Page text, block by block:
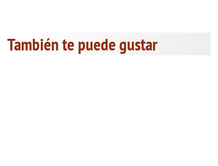
También te puede gustar